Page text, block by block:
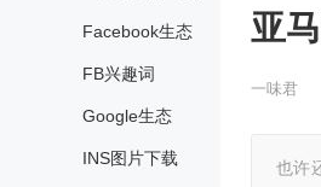
Facebook生态
FB兴趣词
Google生态
INS图片下载
亚
一味君
也许